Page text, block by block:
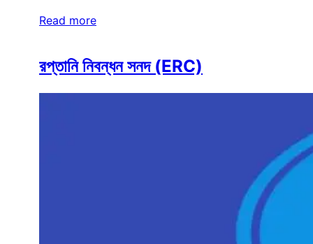
Read more
রপ্তানি নিবন্ধন সনদ (ERC)